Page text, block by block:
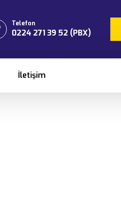
Telefon
0224 271 39 52 (PBX)
İletişim